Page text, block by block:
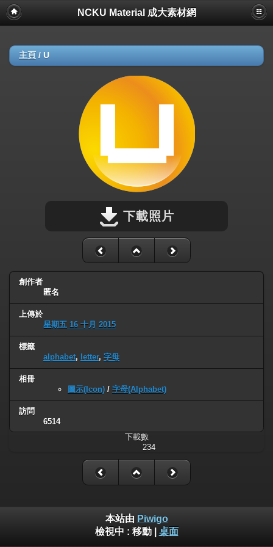
NCKU Material 成大素材網
主頁 / U
下載照片
創作者
匿名
上傳於
星期五 16 十月 2015
標籤
alphabet, letter, 字母
相冊
圖示(Icon) / 字母(Alphabet)
訪問
6514
下載數
234
本站由 Piwigo
檢視中 : 移動| 桌面